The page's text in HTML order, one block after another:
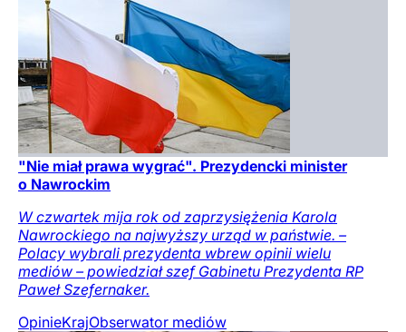
"Nie miał prawa wygrać". Prezydencki minister
o Nawrockim
W czwartek mija rok od zaprzysiężenia Karola
Nawrockiego na najwyższy urząd w państwie. –
Polacy wybrali prezydenta wbrew opinii wielu
mediów – powiedział szef Gabinetu Prezydenta RP
Paweł Szefernaker.
OpinieKrajObserwator mediów